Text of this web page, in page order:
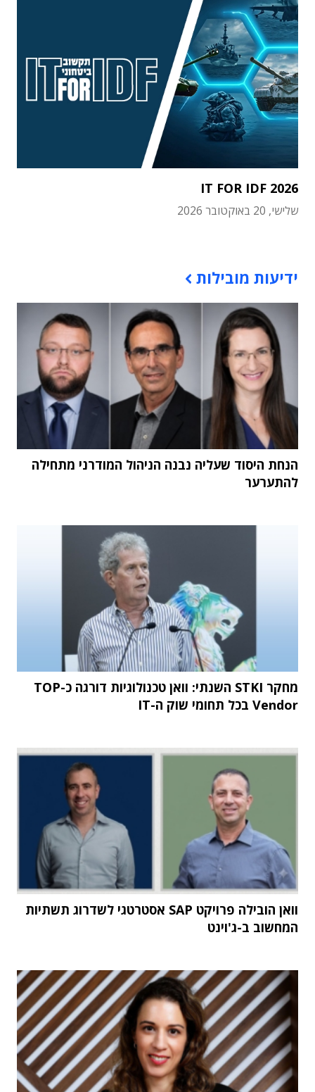
IT FOR IDF 2026
שלישי, 20 באוקטובר 2026
ידיעות מובילות
הנחת היסוד שעליה נבנה הניהול המודרני מתחילה
להתערער
מחקר STKI השנתי: וואן טכנולוגיות דורגה כ-TOP
Vendor בכל תחומי שוק ה-IT
וואן הובילה פרויקט SAP אסטרטגי לשדרוג תשתיות
המחשוב ב-ג'וינט